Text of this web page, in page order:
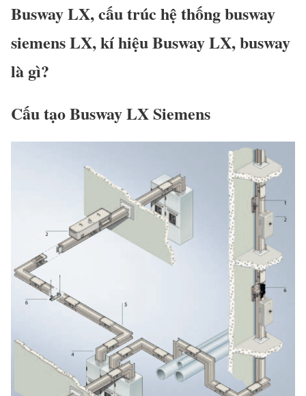
Busway LX, cấu trúc hệ thống busway
siemens LX, kí hiệu Busway LX, busway
là gì?
Cấu tạo Busway LX Siemens